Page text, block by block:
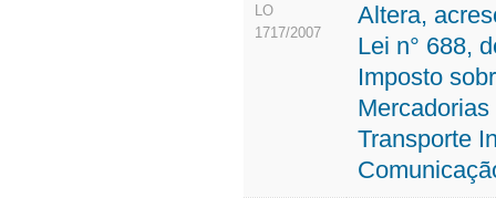
LO
1717/2007
Altera,
Lei n° 688,
Imposto
Transporte